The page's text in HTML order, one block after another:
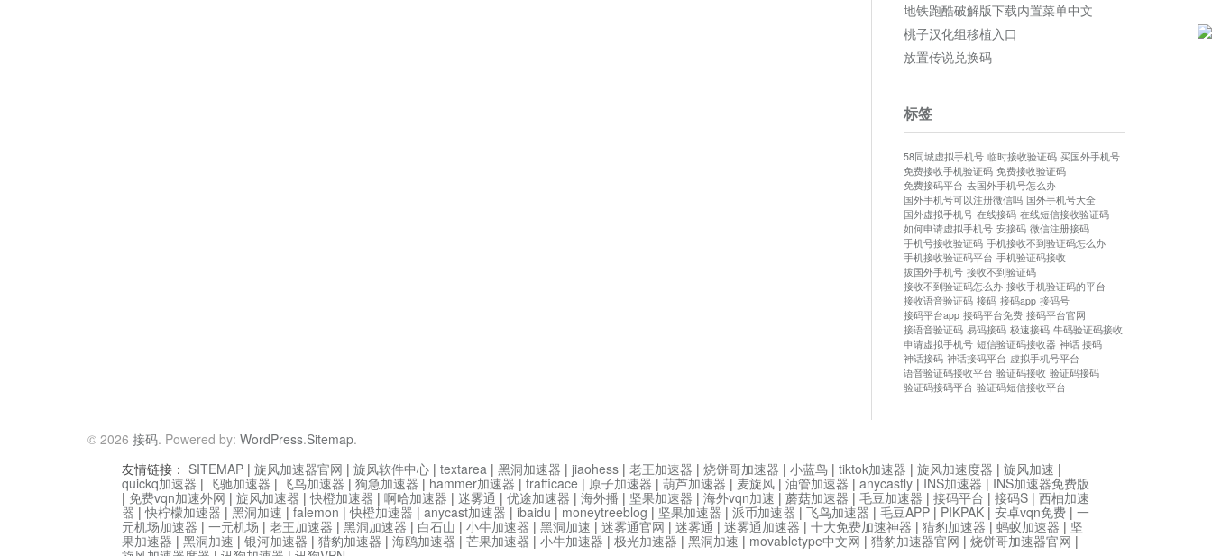
地铁跑酷破解版下载内置菜单中文
桃子汉化组移植入口
放置传说兑换码
标签
58同城虚拟手机号 临时接收验证码 买国外手机号
免费接收手机验证码 免费接收验证码
免费接码平台 去国外手机号怎么办
国外手机号可以注册微信吗 国外手机号大全
国外虚拟手机号 在线接码 在线短信接收验证码
如何申请虚拟手机号 安接码 微信注册接码
手机号接收验证码 手机接收不到验证码怎么办
手机接收验证码平台 手机验证码接收
拔国外手机号 接收不到验证码
接收不到验证码怎么办 接收手机验证码的平台
接收语音验证码 接码 接码app 接码号
接码平台app 接码平台免费 接码平台官网
接语音验证码 易码接码 极速接码 牛码验证码接收
申请虚拟手机号 短信验证码接收器 神话 接码
神话接码 神话接码平台 虚拟手机号平台
语音验证码接收平台 验证码接收 验证码接码
验证码接码平台 验证码短信接收平台
© 2026 接码. Powered by: WordPress.Sitemap.
友情链接： SITEMAP | 旋风加速器官网 | 旋风软件中心 | textarea | 黑洞加速器 | jiaohess | 老王加速器 | 烧饼哥加速器 | 小蓝鸟 | tiktok加速器 | 旋风加速度器 | 旋风加速 |
quickq加速器 | 飞驰加速器 | 飞鸟加速器 | 狗急加速器 | hammer加速器 | trafficace | 原子加速器 | 葫芦加速器 | 麦旋风 | 油管加速器 | anycastly | INS加速器 | INS加速器免费版
| 免费vqn加速外网 | 旋风加速器 |快橙加速器 | 啊哈加速器 | 迷雾通 | 优途加速器 | 海外播 | 坚果加速器 | 海外vqn加速 | 蘑菇加速器 | 毛豆加速器 | 接码平台 | 接码S | 西柚加速
器 |快柠檬加速器 | 黑洞加速 | falemon |快橙加速器 | anycast加速器 | ibaidu | moneytreeblog | 坚果加速器 | 派币加速器 | 飞鸟加速器 | 毛豆APP | PIKPAK | 安卓vqn免费 | 一
元机场加速器 | 一元机场 | 老王加速器 | 黑洞加速器 | 白石山 | 小牛加速器 | 黑洞加速 | 迷雾通官网 | 迷雾通 | 迷雾通加速器 | 十大免费加速神器 | 猎豹加速器 | 蚂蚁加速器 | 坚
果加速器 | 黑洞加速 | 银河加速器 | 猎豹加速器 | 海鸥加速器 | 芒果加速器 | 小牛加速器 | 极光加速器 | 黑洞加速 | movabletype中文网 | 猎豹加速器官网 | 烧饼哥加速器官网 |